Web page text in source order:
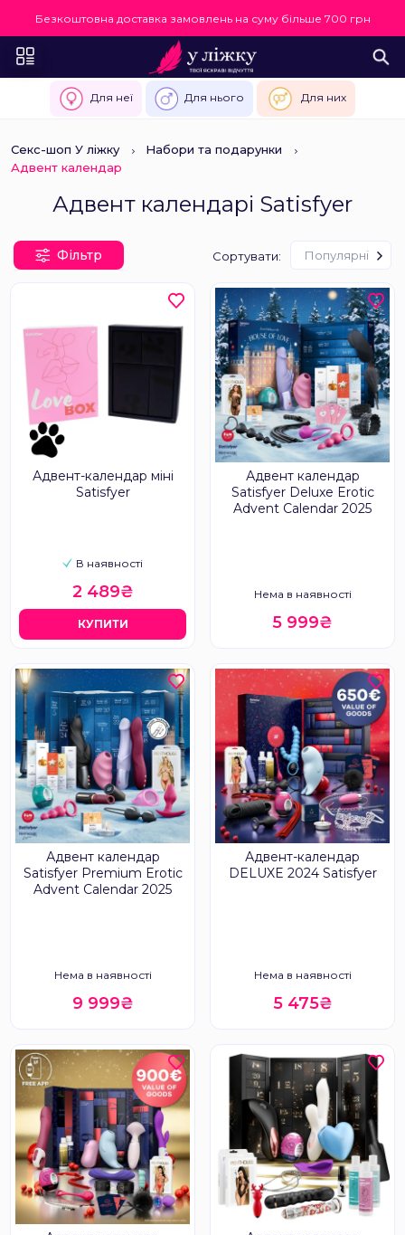
Безкоштовна доставка замовлень на суму більше 700 грн
Для неї Для нього Для них
Секс-шоп У ліжку
Набори та подарунки
Адвент календар
Адвент календарі Satisfyer
Фільтр Сортувати: Популярні
Адвент-календар міні
Satisfyer
В наявності
2 489₴
КУПИТИ
Адвент календар
Satisfyer Deluxe Erotic
Advent Calendar 2025
Нема в наявності
5 999₴
Адвент календар
Satisfyer Premium Erotic
Advent Calendar 2025
Нема в наявності
9 999₴
Адвент-календар
DELUXE 2024 Satisfyer
Нема в наявності
5 475₴